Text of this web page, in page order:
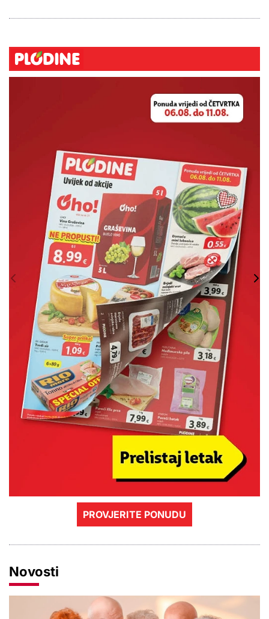
PROVJERITE PONUDU
Novosti